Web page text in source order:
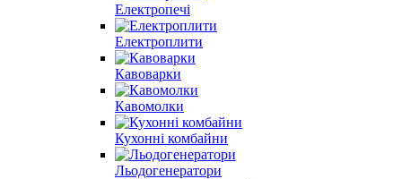
Електропечі
Електроплити
Кавоварки
Кавомолки
Кухонні комбайни
Льодогенератори